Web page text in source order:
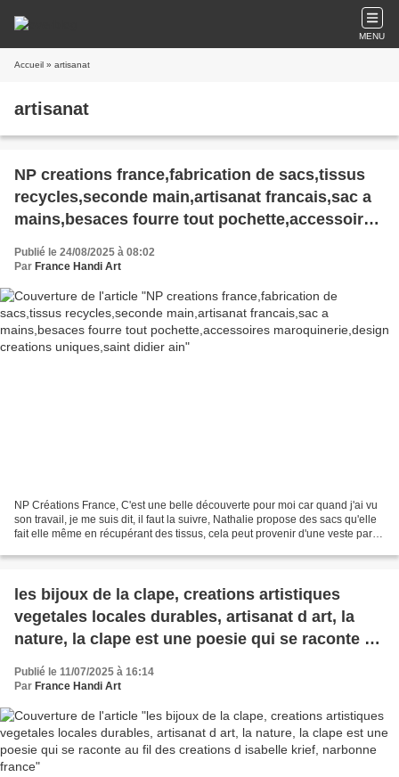
MENU
Accueil » artisanat
artisanat
NP creations france,fabrication de sacs,tissus
recycles,seconde main,artisanat francais,sac a
mains,besaces fourre tout pochette,accessoires
maroquinerie,design creations uniques,saint
didier ain
Publié le 24/08/2025 à 08:02
Par France Handi Art
NP Créations France, C'est une belle découverte pour moi car quand j'ai vu
son travail, je me suis dit, il faut la suivre, Nathalie propose des sacs qu'elle
fait elle même en récupérant des tissus, cela peut provenir d'une veste par
les bijoux de la clape, creations artistiques
vegetales locales durables, artisanat d art, la
nature, la clape est une poesie qui se raconte au
france
Publié le 11/07/2025 à 16:14
Par France Handi Art